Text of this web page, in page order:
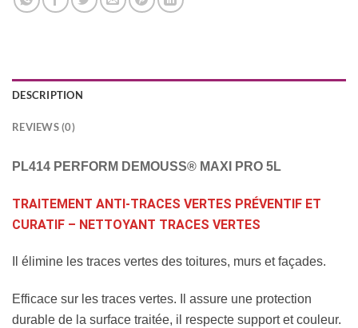
DESCRIPTION
REVIEWS (0)
PL414 PERFORM DEMOUSS® MAXI PRO 5L
TRAITEMENT ANTI-TRACES VERTES PRÉVENTIF ET
CURATIF – NETTOYANT TRACES VERTES
Il élimine les traces vertes des toitures, murs et façades.
Efficace sur les traces vertes. Il assure une protection
durable de la surface traitée, il respecte support et couleur.